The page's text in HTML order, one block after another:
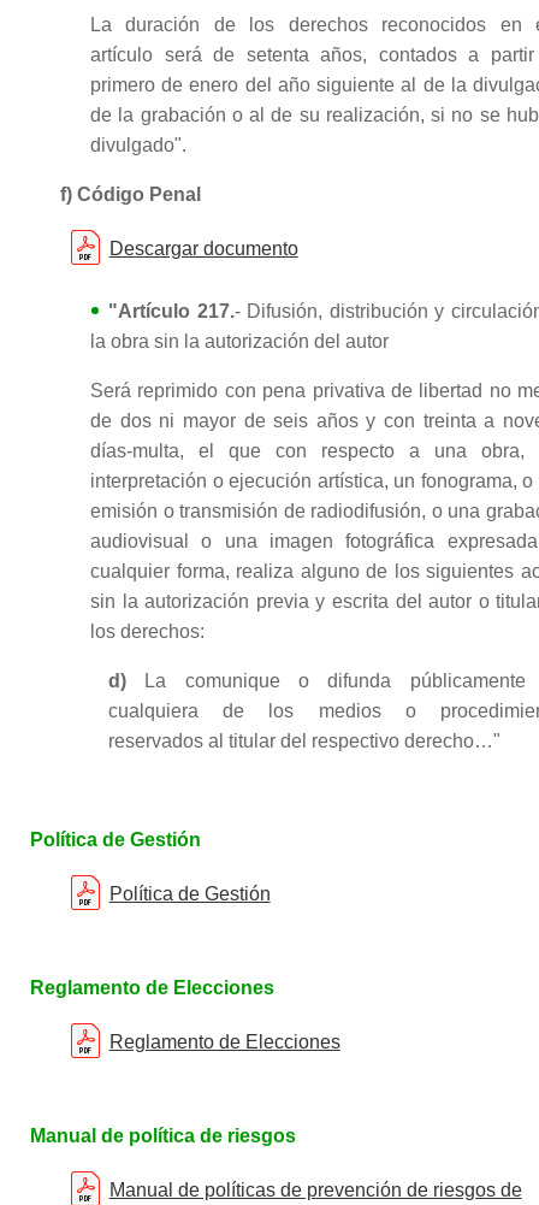
La duración de los derechos reconocidos en
artículo será de setenta años, contados a
primero de enero del año siguiente al de la
de la grabación o al de su realización, si no se
divulgado".
f) Código Penal
Descargar documento
"Artículo 217.- Difusión, distribución y
la obra sin la autorización del autor
Será reprimido con pena privativa de libertad no
de dos ni mayor de seis años y con treinta a
días-multa, el que con respecto a una obra,
interpretación o ejecución artística, un fonograma, o
emisión o transmisión de radiodifusión, o una
audiovisual o una imagen fotográfica
cualquier forma, realiza alguno de los siguientes
sin la autorización previa y escrita del autor o
los derechos:
d) La comunique o difunda públicamente
cualquiera de los medios o
reservados al titular del respectivo derecho…"
Política de Gestión
Política de Gestión
Reglamento de Elecciones
Reglamento de Elecciones
Manual de política de riesgos
Manual de políticas de prevención de riesgos de